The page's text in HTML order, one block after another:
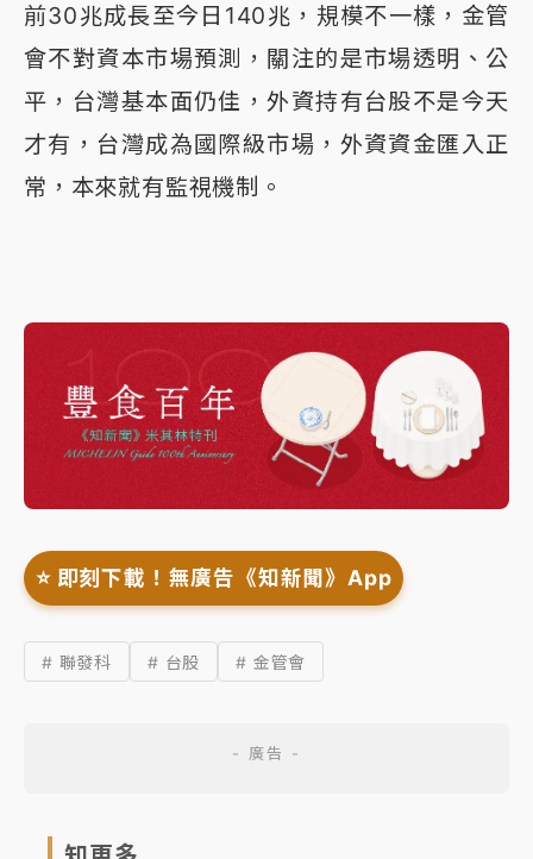
前30兆成長至今日140兆，規模不一樣，金管
會不對資本市場預測，關注的是市場透明、公
平，台灣基本面仍佳，外資持有台股不是今天
才有，台灣成為國際級市場，外資資金匯入正
常，本來就有監視機制。
⭐️ 即刻下載！無廣告《知新聞》App
# 聯發科 # 台股 # 金管會